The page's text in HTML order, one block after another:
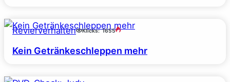
Revierverhalten Klicks: 1655
Kein Getränkeschleppen mehr